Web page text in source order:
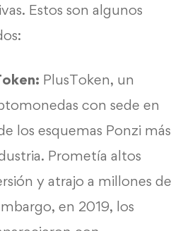
Estos son algunos
PlusToken, un
con sede en
los esquemas Ponzi más
Prometía altos
y atrajo a millones de
en 2019, los